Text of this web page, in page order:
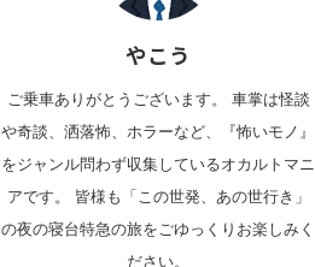
やこう
ご乗車ありがとうございます。 車掌は怪談
や奇談、洒落怖、ホラーなど、『怖いモノ』
をジャンル問わず収集しているオカルトマニ
アです。 皆様も「この世発、あの世行き」
の夜の寝台特急の旅をごゆっくりお楽しみく
ださい。